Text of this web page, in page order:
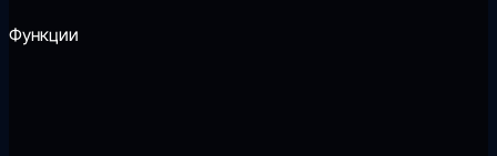
Функции